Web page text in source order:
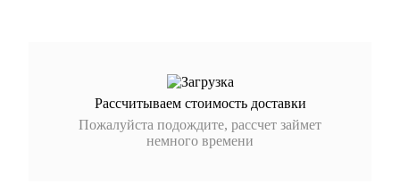
Рассчитываем стоимость доставки
Пожалуйста подождите, рассчет займет
немного времени